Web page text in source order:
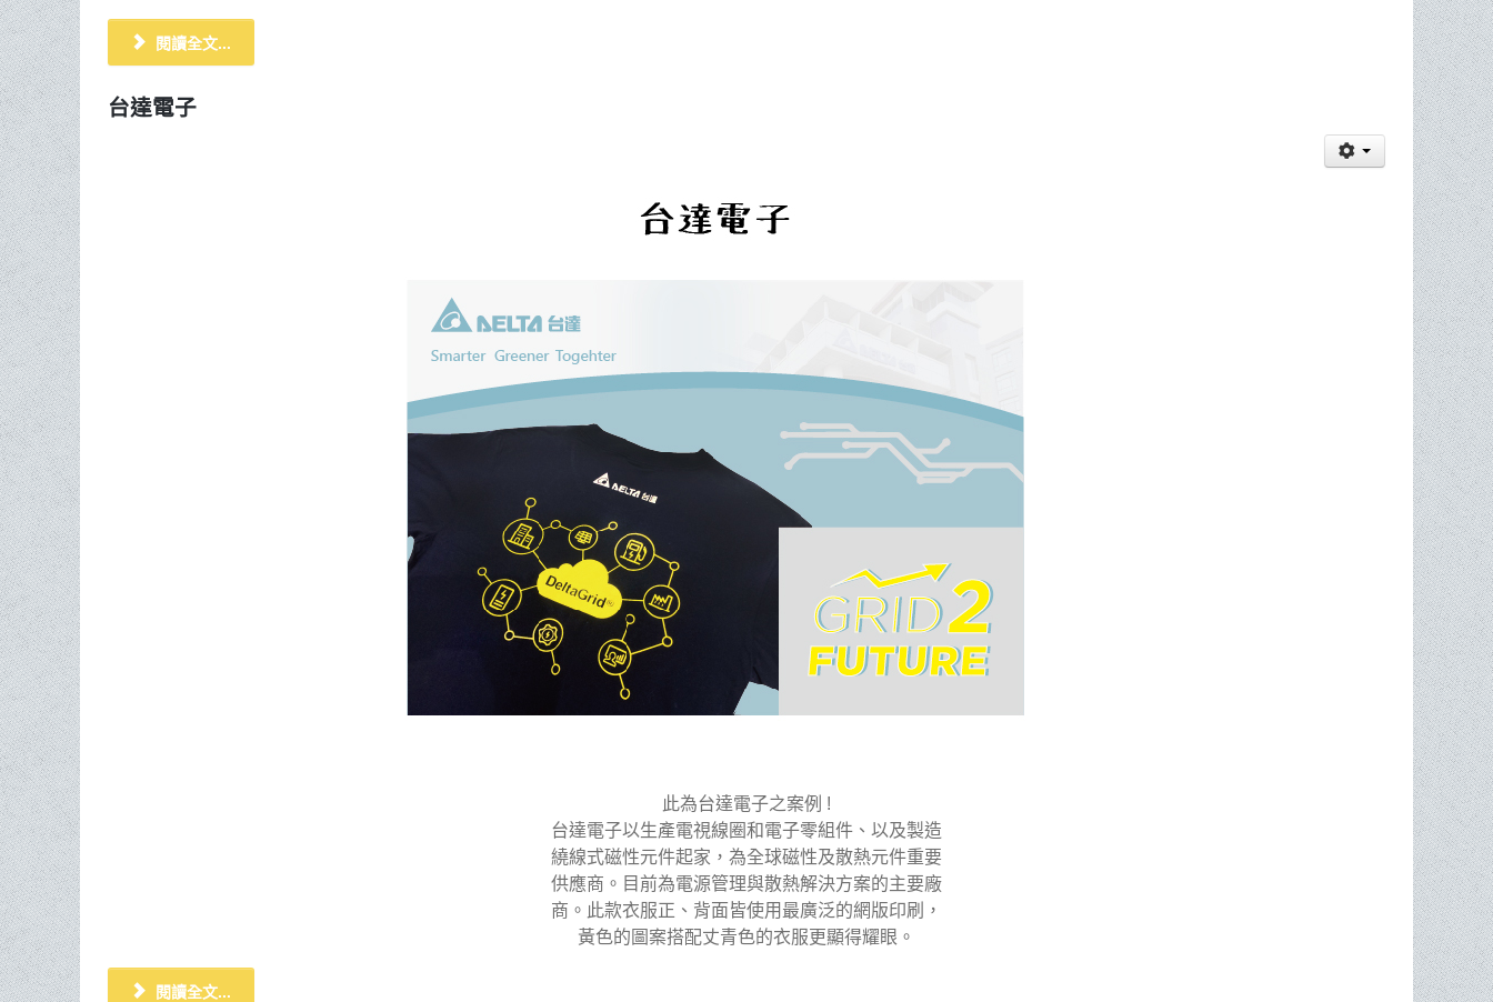
閱讀全文...
台達電子
此為台達電子之案例 !
台達電子以生產電視線圈和電子零組件、以及製造
繞線式磁性元件起家，為全球磁性及散熱元件重要
供應商。目前為電源管理與散熱解決方案的主要廠
商。此款衣服正、背面皆使用最廣泛的網版印刷，
黃色的圖案搭配丈青色的衣服更顯得耀眼。
閱讀全文...